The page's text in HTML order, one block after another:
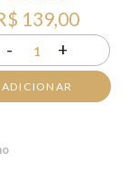
139,00
- 1 +
ADICIONAR